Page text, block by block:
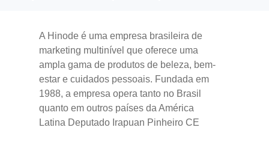
A Hinode é uma empresa brasileira de
marketing multinível que oferece uma
ampla gama de produtos de beleza, bem-
estar e cuidados pessoais. Fundada em
1988, a empresa opera tanto no Brasil
quanto em outros países da América
Latina​ Deputado Irapuan Pinheiro CE